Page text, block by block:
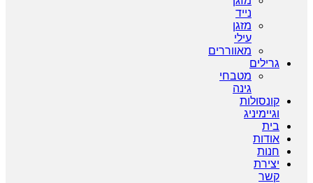
נייד
מזגן
עילי
מאווררים
גרילים
מטבחי
גינה
קונסולות
וגיימיניג
בית
אודות
חנות
יצירת
קשר